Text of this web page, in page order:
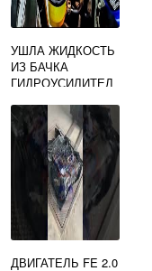
УШЛА ЖИДКОСТЬ
ИЗ БАЧКА
ГИДРОУСИЛИТЕЛ
ДВИГАТЕЛЬ FE 2.0